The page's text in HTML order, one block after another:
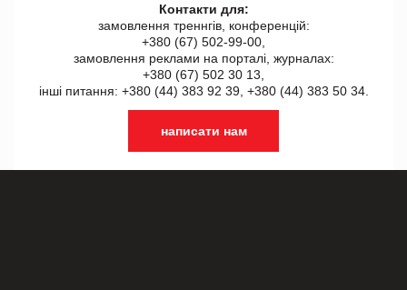
Контакти для:
замовлення треннгів, конференцій:
+380 (67) 502-99-00,
замовлення реклами на порталі, журналах:
+380 (67) 502 30 13,
інші питання: +380 (44) 383 92 39, +380 (44) 383 50 34.
написати нам